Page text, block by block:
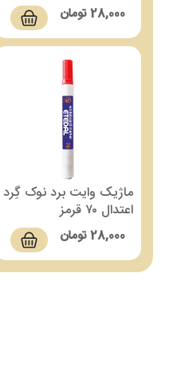
28,000تومان
ماژیک وایت برد نوک گِرد
اعتدال ۷۰ قرمز
28,000تومان